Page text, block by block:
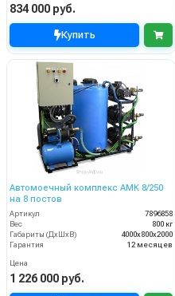
834 000 руб.
Купить
Автомоечный комплекс АМК 8/250
на 8 постов
Артикул
7896858
Вес
800 кг
Габариты (ДхШхВ)
4000х800х2000
Гарантия
12 месяцев
Цена
1 226 000 руб.